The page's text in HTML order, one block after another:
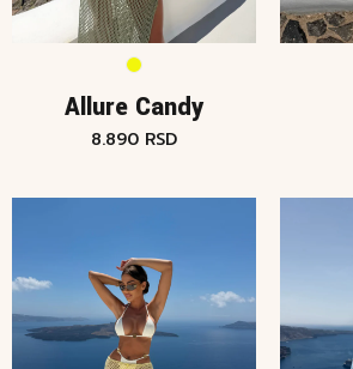
Allure Candy
8.890 RSD